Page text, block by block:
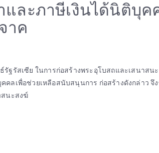
และภาษีเงินได้นิติบุ
าค
ฐรัสเซีย ในการก่อสร้างพระอุโบสถและเสนาสน
ลเพื่อช่วยเหลือสนับสนุนการ ก่อสร้างดังกล่าว จึ
สนะสงฆ์